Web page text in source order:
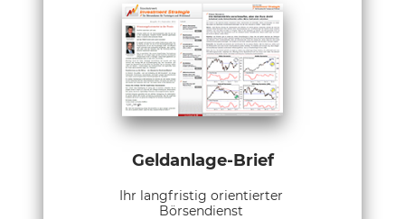
Geldanlage-Brief
Ihr langfristig orientierter
Börsendienst